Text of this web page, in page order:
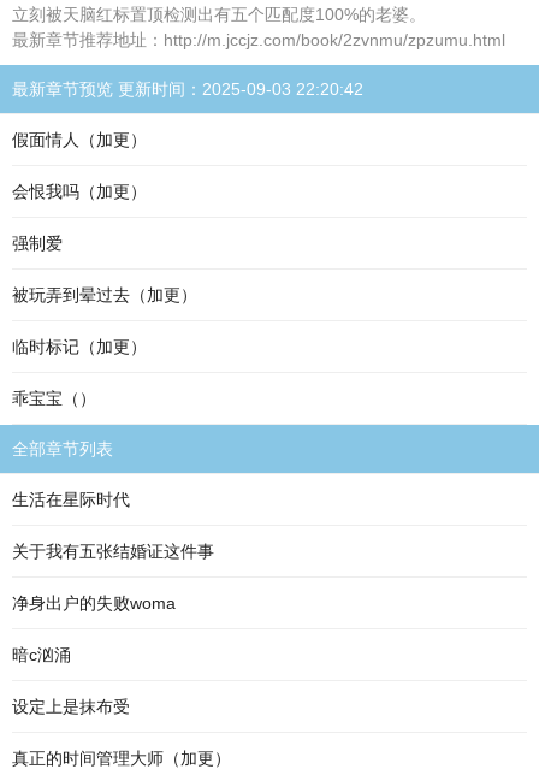
立刻被天脑红标置顶检测出有五个匹配度100%的老婆。
最新章节推荐地址：http://m.jccjz.com/book/2zvnmu/zpzumu.html
最新章节预览 更新时间：2025-09-03 22:20:42
假面情人（加更）
会恨我吗（加更）
强制爱
被玩弄到晕过去（加更）
临时标记（加更）
乖宝宝（）
全部章节列表
生活在星际时代
关于我有五张结婚证这件事
净身出户的失败woma
暗c汹涌
设定上是抹布受
真正的时间管理大师（加更）